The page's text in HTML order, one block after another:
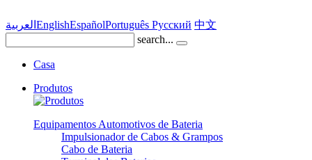
العربية EnglishEspañolPortuguês Pусский 中文
search...
Casa
Produtos
Equipamentos Automotivos de Bateria
Impulsionador de Cabos & Grampos
Cabo de Bateria